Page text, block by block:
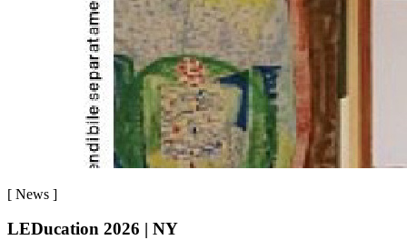
[ News ]
LEDucation 2026 | NY